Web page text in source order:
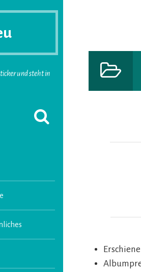
und steht in
SUCHFORMULAR
ERSCHEINEN